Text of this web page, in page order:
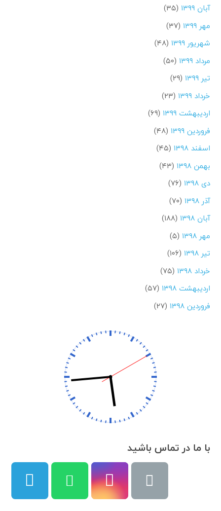
آبان ۱۳۹۹
(۳۵)
مهر ۱۳۹۹
(۳۷)
شهریور ۱۳۹۹
(۴۸)
مرداد ۱۳۹۹
(۵۰)
تیر ۱۳۹۹
(۲۹)
خرداد ۱۳۹۹
(۲۳)
اردیبهشت ۱۳۹۹
(۶۹)
فروردین ۱۳۹۹
(۴۸)
اسفند ۱۳۹۸
(۴۵)
بهمن ۱۳۹۸
(۴۳)
دی ۱۳۹۸
(۷۶)
آذر ۱۳۹۸
(۷۰)
آبان ۱۳۹۸
(۱۸۸)
مهر ۱۳۹۸
(۵)
تیر ۱۳۹۸
(۱۰۶)
خرداد ۱۳۹۸
(۷۵)
اردیبهشت ۱۳۹۸
(۵۷)
فروردین ۱۳۹۸
(۲۷)
با ما در تماس باشید